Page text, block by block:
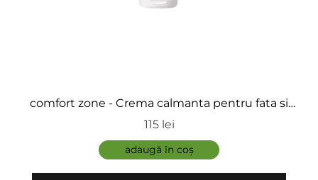
comfort zone - Crema calmanta pentru fata si
corp - Sun Soul Face&Body After Sun
115 lei
adaugă în coș